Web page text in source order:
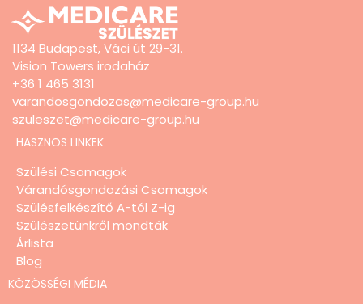
1134 Budapest, Váci út 29-31.
Vision Towers irodaház
+36 1 465 3131
varandosgondozas@medicare-group.hu
szuleszet@medicare-group.hu
HASZNOS LINKEK
Szülési Csomagok
Várandósgondozási Csomagok
Szülésfelkészítő A-tól Z-ig
Szülészetünkről mondták
Árlista
Blog
KÖZÖSSÉGI MÉDIA